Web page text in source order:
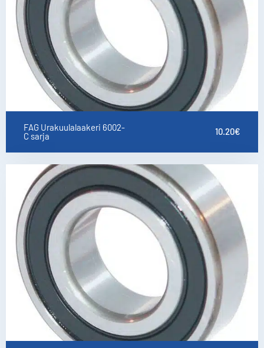
FAG Urakuulalaakeri 6002-
C sarja
10.20€